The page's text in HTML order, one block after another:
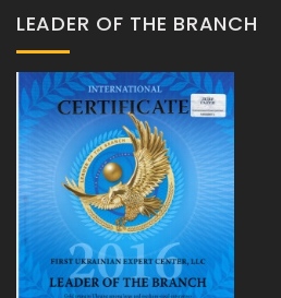
LEADER OF THE BRANCH